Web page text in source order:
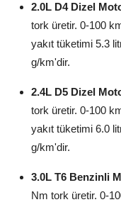
2.0L D4 Dizel
tork üretir. 0-100
yakıt tüketimi 5.3
g/km'dir.
2.4L D5 Dizel
tork üretir. 0-100
yakıt tüketimi 6.0
g/km'dir.
3.0L T6 Benzinli
Nm tork üretir. 0-